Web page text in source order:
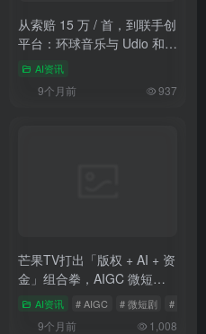
# 英伟达
从索赔 15 万 / 首，到联手创
平台：环球音乐与 Udio 和
解，改写 AI 音乐行业规则
AI资讯
9个月前 937
芒果TV打出「版权 + AI + 资
金」组合拳，AIGC 微短剧
行业将迎洗牌？
AI资讯 # AIGC # 微短剧 # 芒果
9个月前 1,008